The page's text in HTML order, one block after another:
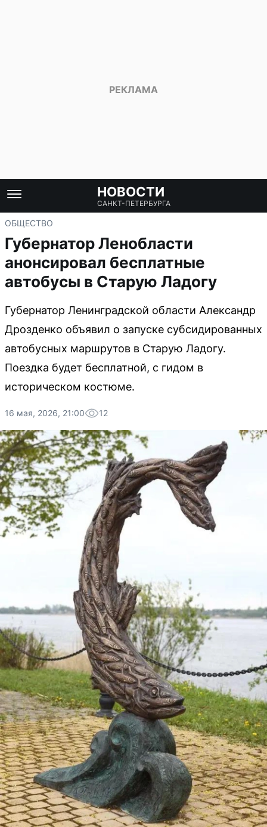
НОВОСТИ
САНКТ-ПЕТЕРБУРГА
ОБЩЕСТВО
Губернатор Ленобласти
анонсировал бесплатные
автобусы в Старую Ладогу
Губернатор Ленинградской области Александр
Дрозденко объявил о запуске субсидированных
автобусных маршрутов в Старую Ладогу.
Поездка будет бесплатной, с гидом в
историческом костюме.
16 мая, 2026, 21:00 12